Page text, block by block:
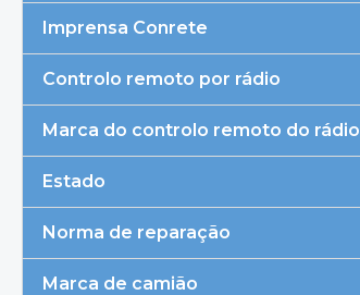
Imprensa Conrete
Controlo remoto por rádio
Marca do controlo remoto do rádio
Estado
Norma de reparação
Marca de camião